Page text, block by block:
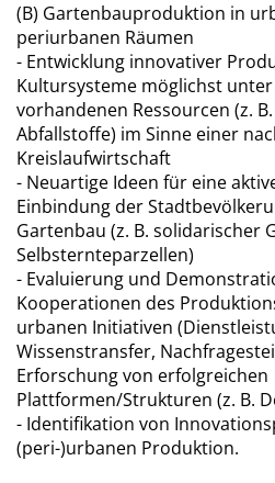
(B) Gartenbauproduktion in
periurbanen Räumen
- Entwicklung innovativer
Kultursysteme möglichst
vorhandenen Ressourcen (z.
Abfallstoffe) im Sinne einer
Kreislaufwirtschaft
- Neuartige Ideen für eine
Einbindung der
Gartenbau (z. B. solidarischer
Selbsternteparzellen)
- Evaluierung und
Kooperationen des
urbanen Initiativen
Wissenstransfer,
Erforschung von erfolgreichen
Plattformen/Strukturen (z. B.
- Identifikation von
(peri-)urbanen Produktion.